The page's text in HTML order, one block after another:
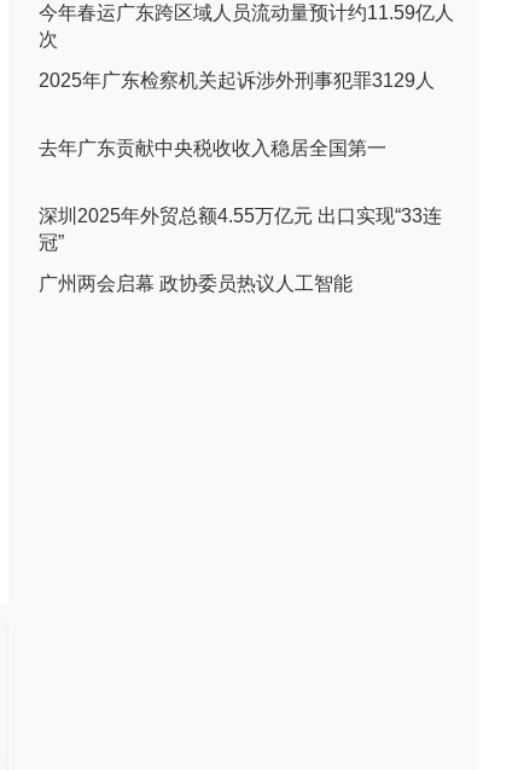
今年春运广东跨区域人员流动量预计约11.59亿人
次
2025年广东检察机关起诉涉外刑事犯罪3129人
去年广东贡献中央税收收入稳居全国第一
深圳2025年外贸总额4.55万亿元 出口实现“33连
冠”
广州两会启幕 政协委员热议人工智能